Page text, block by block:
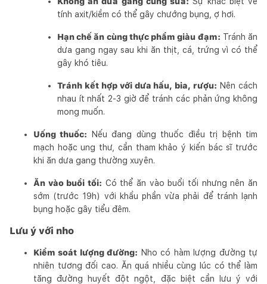
tính axit/kiềm có thể gây chướng bụng, ợ hơi.
Hạn chế ăn cùng thực phẩm giàu đạm: Tránh ăn
dưa gang ngay sau khi ăn thịt, cá, trứng vì có thể
gây khó tiêu.
Tránh kết hợp với dưa hấu, bia, rượu: Nên cách
nhau ít nhất 2-3 giờ để tránh các phản ứng không
mong muốn.
Uống thuốc: Nếu đang dùng thuốc điều trị bệnh tim
mạch hoặc ung thư, cần tham khảo ý kiến bác sĩ trước
khi ăn dưa gang thường xuyên.
Ăn vào buổi tối: Có thể ăn vào buổi tối nhưng nên ăn
sớm (trước 19h) với khẩu phần vừa phải để tránh lạnh
bụng hoặc gây tiểu đêm.
Lưu ý với nho
Kiểm soát lượng đường: Nho có hàm lượng đường tự
nhiên tương đối cao. Ăn quá nhiều cùng lúc có thể làm
tăng đường huyết đột ngột, đặc biệt cần lưu ý với